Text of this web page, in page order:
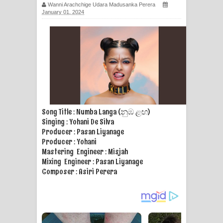
ගීතයේ පද පෙළ
Ras Balan Song Lyrics - රැස් බලන්
ගීතයේ පද පෙළ
Hoda sihiyen Song Lyrics - හොද
සිහියෙන් ගීතයේ පද පෙළ
Awanken Song Lyrics - අවංකෙන්
ගීතයේ පද පෙළ
Pa Sina Song Lyrics - පෑ සිනා ගීතයේ
Wanni Arachchige Udara Madusanka Perera
January 01, 2024
Song Title : Numba Langa (නුඹ ළඟ)
Singing : Yohani De Silva
Producer : Pasan Liyanage
Producer : Yohani
Mastering Engineer : Misjah
Mixing Engineer : Pasan Liyanage
Composer : Asiri Perera